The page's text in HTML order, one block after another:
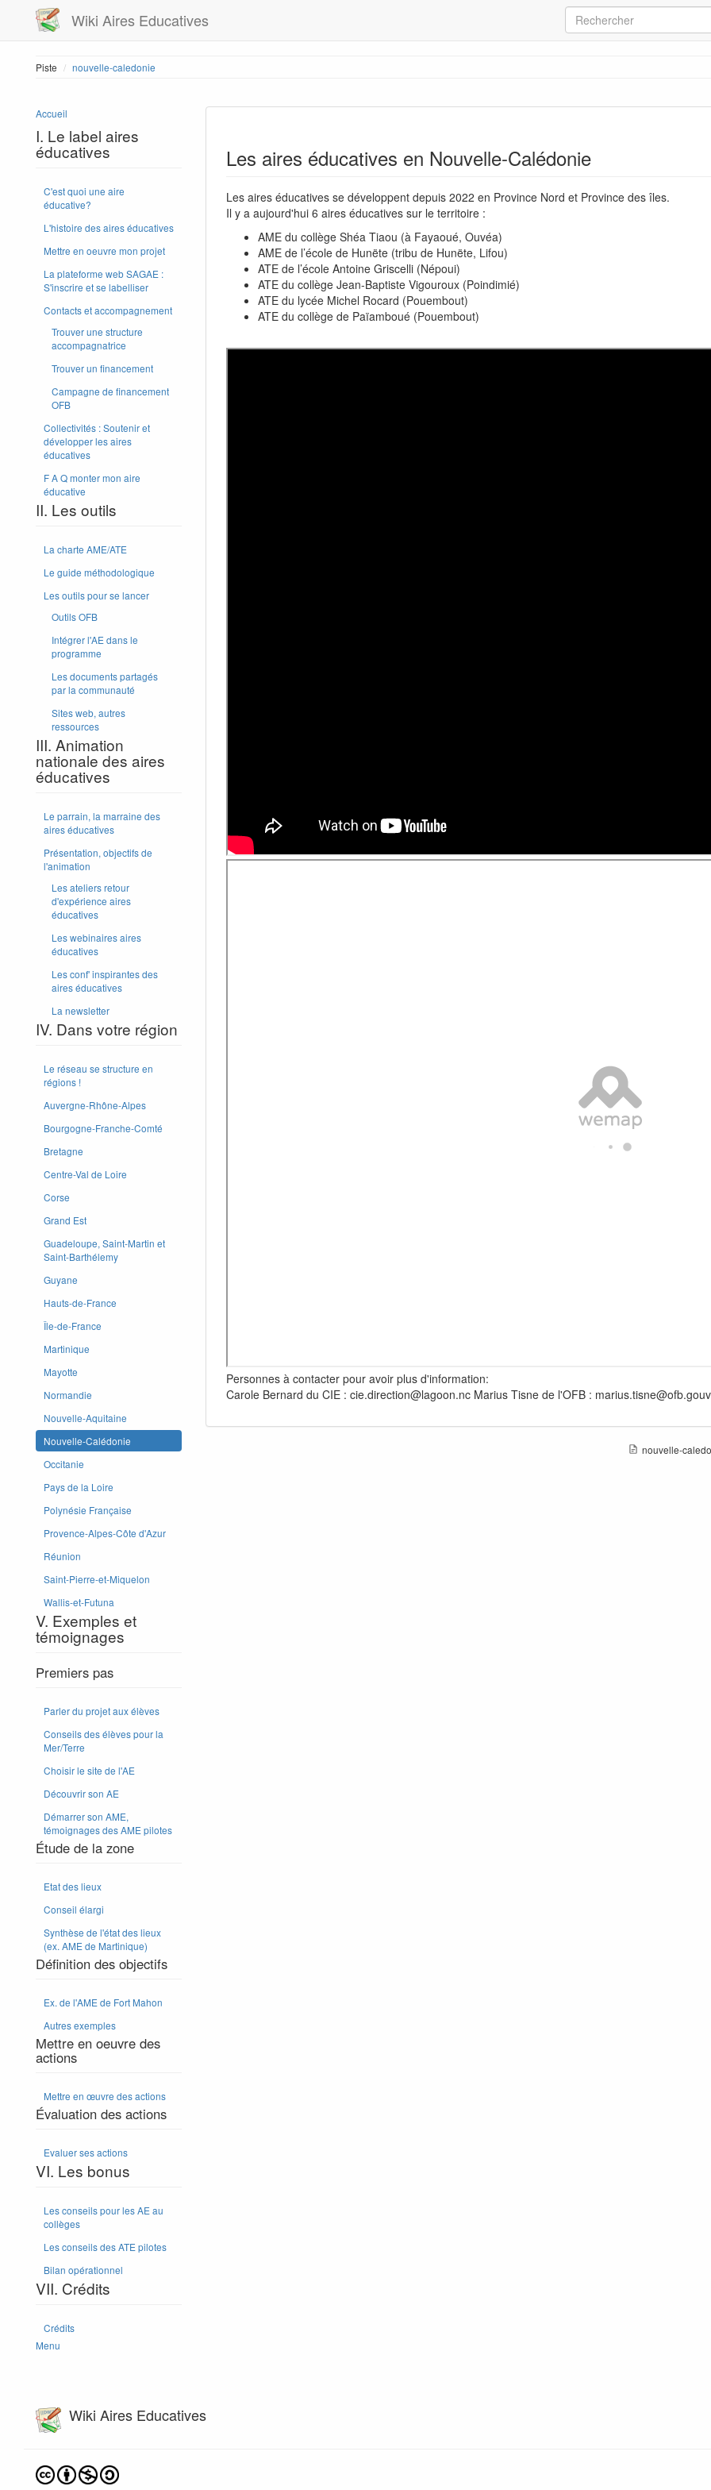
Wiki Aires Educatives
Piste nouvelle-caledonie
Accueil
I. Le label aires
éducatives
C'est quoi une aire
éducative?
L'histoire des aires éducatives
Mettre en oeuvre mon projet
La plateforme web SAGAE :
S'inscrire et se labelliser
Contacts et accompagnement
Trouver une structure
accompagnatrice
Trouver un financement
Campagne de financement
OFB
Collectivités : Soutenir et
développer les aires
éducatives
F A Q monter mon aire
éducative
II. Les outils
La charte AME/ATE
Le guide méthodologique
Les outils pour se lancer
Outils OFB
Intégrer l'AE dans le
programme
Les documents partagés
par la communauté
Sites web, autres
ressources
III. Animation
nationale des aires
éducatives
Le parrain, la marraine des
aires éducatives
Présentation, objectifs de
l'animation
Les ateliers retour
d'expérience aires
éducatives
Les webinaires aires
éducatives
Les conf' inspirantes des
aires éducatives
La newsletter
IV. Dans votre région
Le réseau se structure en
régions !
Auvergne-Rhône-Alpes
Bourgogne-Franche-Comté
Bretagne
Centre-Val de Loire
Corse
Grand Est
Guadeloupe, Saint-Martin et
Saint-Barthélemy
Guyane
Hauts-de-France
Île-de-France
Martinique
Mayotte
Normandie
Nouvelle-Aquitaine
Nouvelle-Calédonie
Occitanie
Pays de la Loire
Polynésie Française
Provence-Alpes-Côte d'Azur
Réunion
Saint-Pierre-et-Miquelon
Wallis-et-Futuna
V. Exemples et
témoignages
Premiers pas
Parler du projet aux élèves
Conseils des élèves pour la
Mer/Terre
Choisir le site de l'AE
Découvrir son AE
Démarrer son AME,
témoignages des AME pilotes
Étude de la zone
Etat des lieux
Conseil élargi
Synthèse de l'état des lieux
(ex. AME de Martinique)
Définition des objectifs
Ex. de l'AME de Fort Mahon
Autres exemples
Mettre en oeuvre des
actions
Mettre en œuvre des actions
Évaluation des actions
Evaluer ses actions
VI. Les bonus
Les conseils pour les AE au
collèges
Les conseils des ATE pilotes
Bilan opérationnel
VII. Crédits
Crédits
Menu
Les aires éducatives en Nouvelle-Calédonie
Les aires éducatives se développent depuis 2022 en Province Nord et Province des îles.
Il y a aujourd'hui 6 aires éducatives sur le territoire :
AME du collège Shéa Tiaou (à Fayaoué, Ouvéa)
AME de l’école de Hunëte (tribu de Hunëte, Lifou)
ATE de l’école Antoine Griscelli (Népoui)
ATE du collège Jean-Baptiste Vigouroux (Poindimié)
ATE du lycée Michel Rocard (Pouembout)
ATE du collège de Païamboué (Pouembout)
Personnes à contacter pour avoir plus d'information:
Carole Bernard du CIE : cie.direction@lagoon.nc Marius Tisne de l'OFB :
nouvelle-
Wiki Aires Educatives